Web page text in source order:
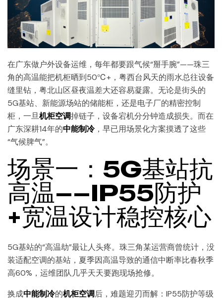
在广东做户外设备运维，每年都要跟气候“掰手腕”——珠三
角的高温能把机柜晒到50℃+，粤西台风天的雨水总往设备
缝里钻，粤北山区昼夜温差大还容易凝露。无论是街头的
5G基站、新能源场站的储能柜，还是电子厂的精密控制
柜，一旦机柜空调掉链子，设备宕机分分钟造成损失。而在
广东深耕14年的中能制冷，早已用场景化方案摸透了这些
“气候脾气”。
场景一：5G基站抗
高温——IP55防护
+宽温设计稳控核心
5G基站的“高温劫”最让人头疼。珠三角某运营商曾统计，没
装适配空调的基站，夏季因高温导致的通信中断率比春秋季
高60%，运维团队几乎天天要跑现场抢修。
换成中能制冷的机柜空调后，难题迎刃而解：IP55防护等级